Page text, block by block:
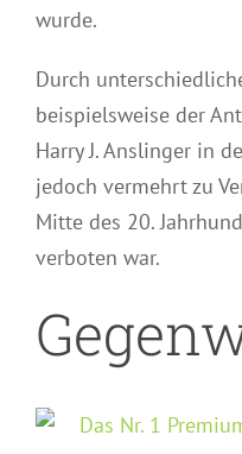
wurde.
Durch
beispielsweise der
Harry J. Anslinger in
jedoch vermehrt zu
Mitte des 20.
verboten war.